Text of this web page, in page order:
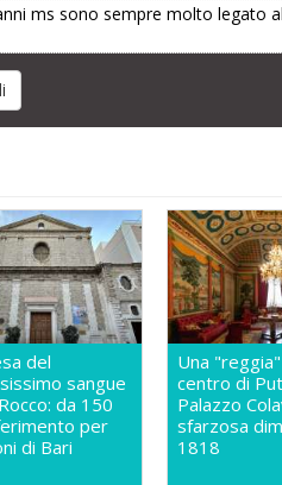
ms sono sempre molto legato
del
sangue
da 150
per
di Bari
Una
centro di
Palazzo
sfarzosa
1818